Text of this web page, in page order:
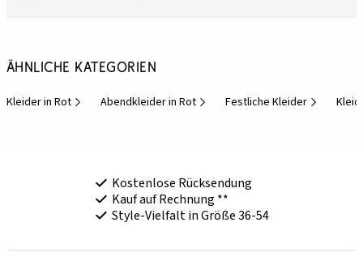
Ähnliche Kategorien
Kleider in Rot Abendkleider in Rot Festliche Kleider
Kostenlose Rücksendung
Kauf auf Rechnung **
Style-Vielfalt in Größe 36-54